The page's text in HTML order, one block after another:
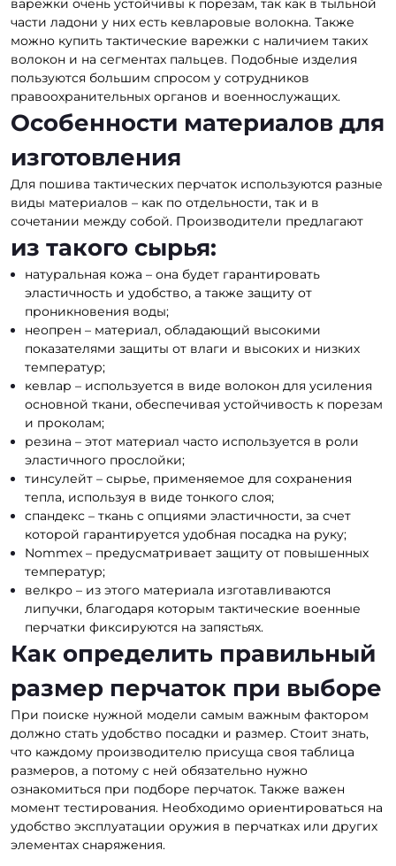
части ладони у них есть кевларовые волокна. Также
можно купить тактические варежки с наличием таких
волокон и на сегментах пальцев. Подобные изделия
пользуются большим спросом у сотрудников
правоохранительных органов и военнослужащих.
Особенности материалов для
изготовления
Для пошива тактических перчаток используются разные
виды материалов – как по отдельности, так и в
сочетании между собой. Производители предлагают
из такого сырья:
натуральная кожа – она будет гарантировать
эластичность и удобство, а также защиту от
проникновения воды;
неопрен – материал, обладающий высокими
показателями защиты от влаги и высоких и низких
температур;
кевлар – используется в виде волокон для усиления
основной ткани, обеспечивая устойчивость к порезам
и проколам;
резина – этот материал часто используется в роли
эластичного прослойки;
тинсулейт – сырье, применяемое для сохранения
тепла, используя в виде тонкого слоя;
спандекс – ткань с опциями эластичности, за счет
которой гарантируется удобная посадка на руку;
Nommex – предусматривает защиту от повышенных
температур;
велкро – из этого материала изготавливаются
липучки, благодаря которым тактические военные
перчатки фиксируются на запястьях.
Как определить правильный
размер перчаток при выборе
При поиске нужной модели самым важным фактором
должно стать удобство посадки и размер. Стоит знать,
что каждому производителю присуща своя таблица
размеров, а потому с ней обязательно нужно
ознакомиться при подборе перчаток. Также важен
момент тестирования. Необходимо ориентироваться на
удобство эксплуатации оружия в перчатках или других
элементах снаряжения.